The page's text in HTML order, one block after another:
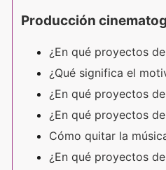
Producción
¿En qué proyectos
¿Qué significa el
¿En qué proyectos
¿En qué proyectos
Cómo quitar la
¿En qué proyectos